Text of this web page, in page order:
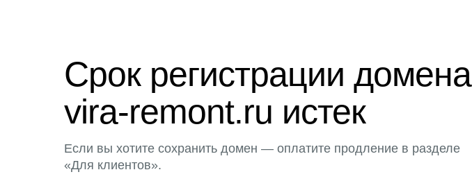
Срок регистрации домена
vira-remont.ru истек
Если вы хотите сохранить домен — оплатите продление в разделе
«Для клиентов».